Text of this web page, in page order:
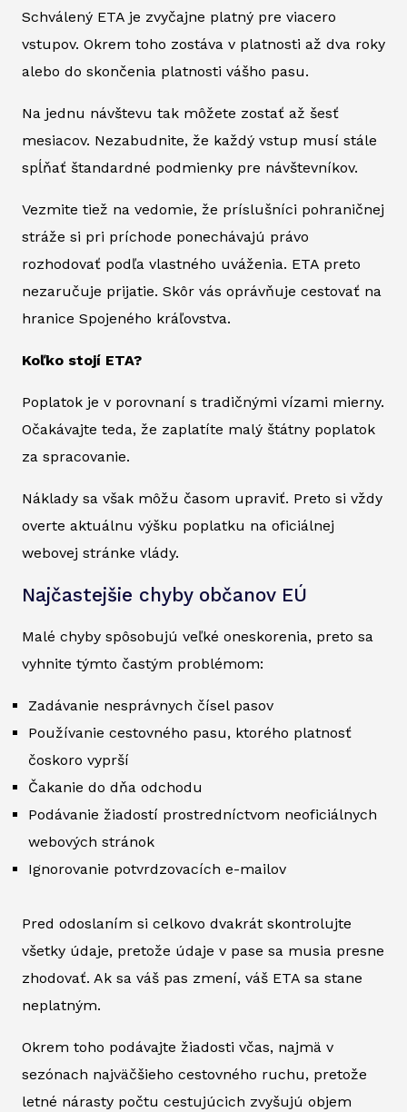
Schválený ETA je zvyčajne platný pre viacero
vstupov. Okrem toho zostáva v platnosti až dva roky
alebo do skončenia platnosti vášho pasu.
Na jednu návštevu tak môžete zostať až šesť
mesiacov. Nezabudnite, že každý vstup musí stále
spĺňať štandardné podmienky pre návštevníkov.
Vezmite tiež na vedomie, že príslušníci pohraničnej
stráže si pri príchode ponechávajú právo
rozhodovať podľa vlastného uváženia. ETA preto
nezaručuje prijatie. Skôr vás oprávňuje cestovať na
hranice Spojeného kráľovstva.
Koľko stojí ETA?
Poplatok je v porovnaní s tradičnými vízami mierny.
Očakávajte teda, že zaplatíte malý štátny poplatok
za spracovanie.
Náklady sa však môžu časom upraviť. Preto si vždy
overte aktuálnu výšku poplatku na oficiálnej
webovej stránke vlády.
Najčastejšie chyby občanov EÚ
Malé chyby spôsobujú veľké oneskorenia, preto sa
vyhnite týmto častým problémom:
Zadávanie nesprávnych čísel pasov
Používanie cestovného pasu, ktorého platnosť
čoskoro vyprší
Čakanie do dňa odchodu
Podávanie žiadostí prostredníctvom neoficiálnych
webových stránok
Ignorovanie potvrdzovacích e-mailov
Pred odoslaním si celkovo dvakrát skontrolujte
všetky údaje, pretože údaje v pase sa musia presne
zhodovať. Ak sa váš pas zmení, váš ETA sa stane
neplatným.
Okrem toho podávajte žiadosti včas, najmä v
sezónach najväčšieho cestovného ruchu, pretože
letné nárasty počtu cestujúcich zvyšujú objem